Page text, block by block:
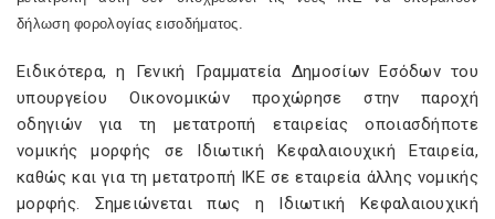
δήλωση φορολογίας εισοδήματος.
Ειδικότερα, η Γενική Γραμματεία Δημοσίων Εσόδων του
υπουργείου Οικονομικών προχώρησε στην παροχή
οδηγιών για τη μετατροπή εταιρείας οποιασδήποτε
νομικής μορφής σε Ιδιωτική Κεφαλαιουχική Εταιρεία,
καθώς και για τη μετατροπή ΙΚΕ σε εταιρεία άλλης νομικής
μορφής. Σημειώνεται πως η Ιδιωτική Κεφαλαιουχική